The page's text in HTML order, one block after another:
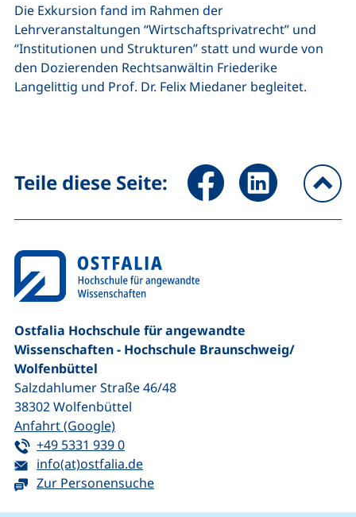
Die Exkursion fand im Rahmen der
Lehrveranstaltungen “Wirtschaftsprivatrecht” und
“Institutionen und Strukturen” statt und wurde von
den Dozierenden Rechtsanwältin Friederike
Langelittig und Prof. Dr. Felix Miedaner begleitet.
Teile diese Seite: Seite über Facebook teilen
Seite über
Ostfalia Hochschule für angewandte
Wissenschaften - Hochschule Braunschweig/​
Wolfenbüttel
Salzdahlumer Straße 46/48
38302Wolfenbüttel
Anfahrt (Google)(externer Link, öffnet neues Fenster)
Tel:
+49 5331 939 0(startet einen Telefonanruf, wenn Ihr
E-Mail:
info(at)ostfalia.de(öffnet Ihr E-Mail-Programm)
Zur Personensuche